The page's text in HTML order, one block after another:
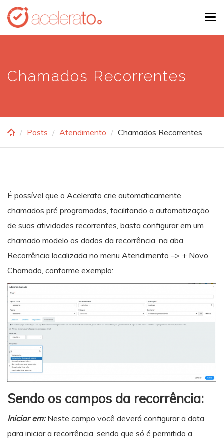
Skip
main
Chamados Recorrentes
Posts Atendimento Chamados Recorrentes
É possível que o Acelerato crie automaticamente
chamados pré programados, facilitando a automatização
de suas atividades recorrentes, basta configurar em um
chamado modelo os dados da recorrência, na aba
Recorrência localizada no menu Atendimento –> + Novo
Chamado, conforme exemplo:
Sendo os campos da recorrência:
Iniciar em:Neste campo você deverá configurar a data
para iniciar a recorrência, sendo que só é permitido a